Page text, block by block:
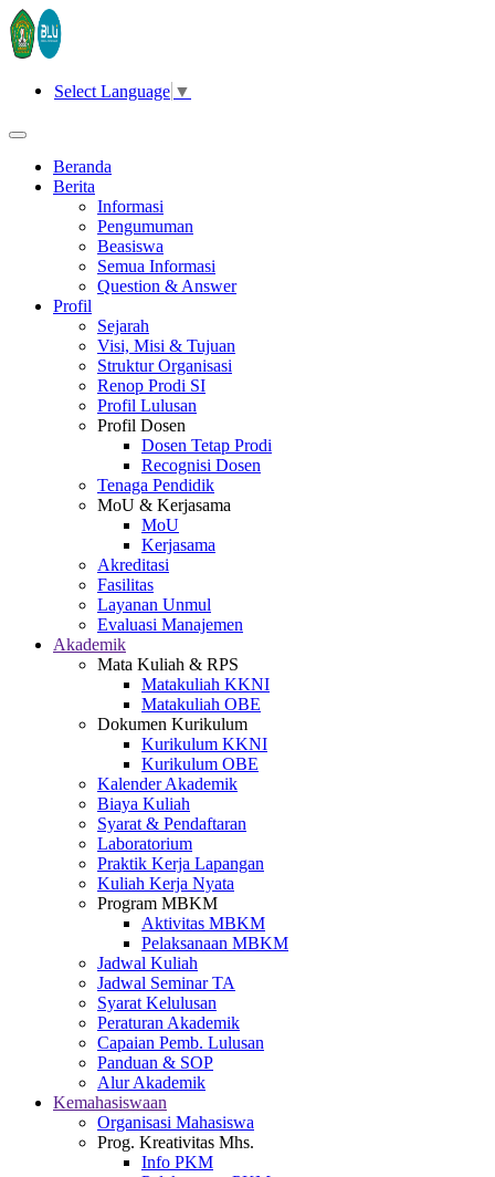
Select Language ▼
Beranda
Berita
Informasi
Pengumuman
Beasiswa
Semua Informasi
Question & Answer
Profil
Sejarah
Visi, Misi & Tujuan
Struktur Organisasi
Renop Prodi SI
Profil Lulusan
Profil Dosen
Dosen Tetap Prodi
Recognisi Dosen
Tenaga Pendidik
MoU & Kerjasama
MoU
Kerjasama
Akreditasi
Fasilitas
Layanan Unmul
Evaluasi Manajemen
Akademik
Mata Kuliah & RPS
Matakuliah KKNI
Matakuliah OBE
Dokumen Kurikulum
Kurikulum KKNI
Kurikulum OBE
Kalender Akademik
Biaya Kuliah
Syarat & Pendaftaran
Laboratorium
Praktik Kerja Lapangan
Kuliah Kerja Nyata
Program MBKM
Aktivitas MBKM
Pelaksanaan MBKM
Jadwal Kuliah
Jadwal Seminar TA
Syarat Kelulusan
Peraturan Akademik
Capaian Pemb. Lulusan
Panduan & SOP
Alur Akademik
Kemahasiswaan
Organisasi Mahasiswa
Prog. Kreativitas Mhs.
Info PKM